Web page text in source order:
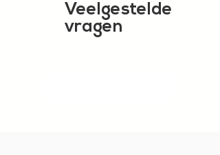
Veelgestelde
vragen